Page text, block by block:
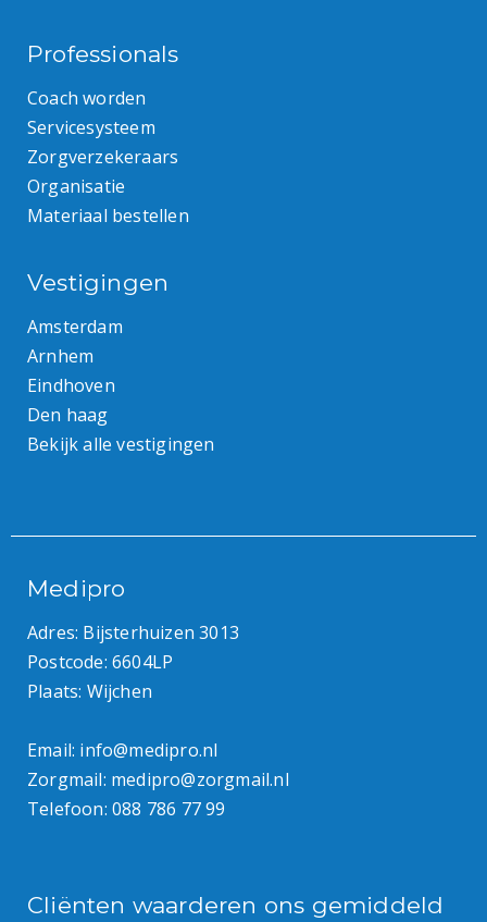
Professionals
Coach worden
Servicesysteem
Zorgverzekeraars
Organisatie
Materiaal bestellen
Vestigingen
Amsterdam
Arnhem
Eindhoven
Den haag
Bekijk alle vestigingen
Medipro
Adres: Bijsterhuizen 3013
Postcode: 6604LP
Plaats: Wijchen
Email: info@medipro.nl
Zorgmail: medipro@zorgmail.nl
Telefoon: 088 786 77 99
Cliënten waarderen ons gemiddeld